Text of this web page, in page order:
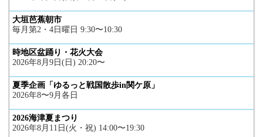
大垣芭蕉朝市
毎月第2・4日曜日 9:30〜10:30
時地区盆踊り・花火大会
2026年8月9日(日) 20:20〜
夏季企画「ゆるっと戦国散歩in関ケ原」
2026年8〜9月各日
2026海津夏まつり
2026年8月11日(火・祝) 14:00〜19:30